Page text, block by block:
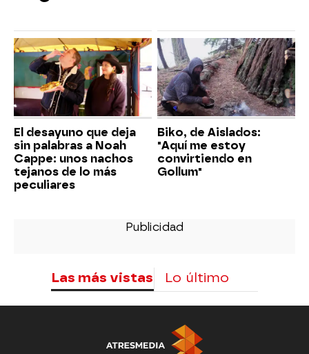
El desayuno que deja
sin palabras a Noah
Cappe: unos nachos
tejanos de lo más
peculiares
Biko, de Aislados:
"Aquí me estoy
convirtiendo en
Gollum"
Las más vistas Lo último